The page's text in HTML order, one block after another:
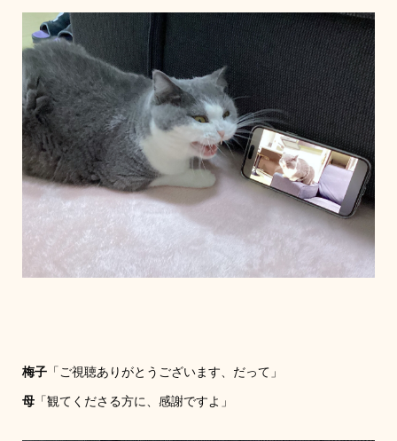
梅子「ご視聴ありがとうございます、だって」
母「観てくださる方に、感謝ですよ」